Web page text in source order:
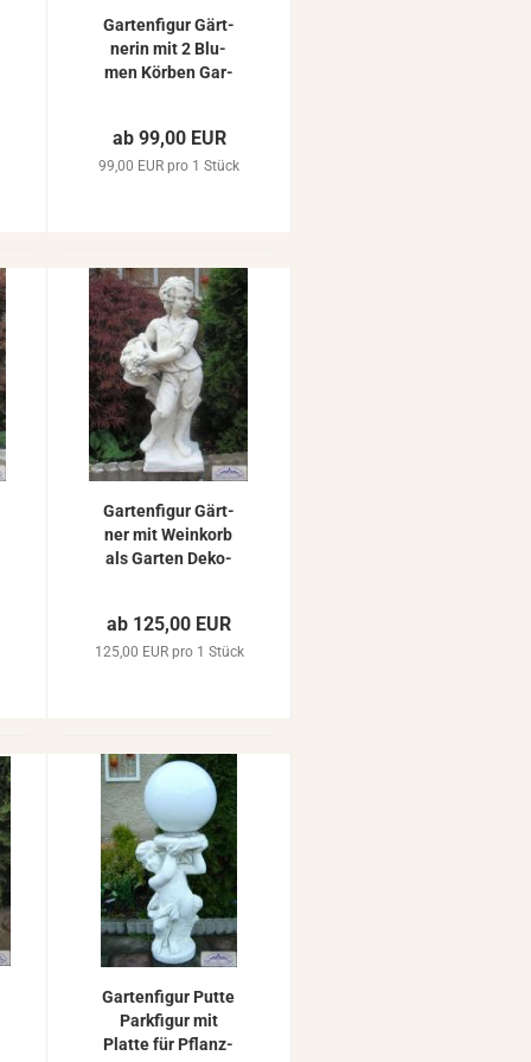
Gar­ten­fi­gur Gärt­
ne­rin mit 2 Blu­
men Kör­ben Gar­
Figur 75cm 40kg
ab 99,00 EUR
99,00 EUR pro 1 Stück
Gar­ten­fi­gur Gärt­
ner mit Wein­korb
als Gar­ten De­ko­
75cm 40kg
ab 125,00 EUR
125,00 EUR pro 1 Stück
Gar­ten­fi­gur Putte
Park­fi­gur mit
Plat­te für Pflanz­